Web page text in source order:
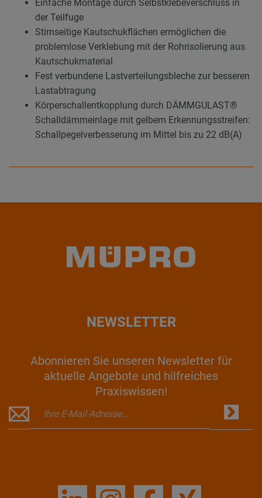
Einfache Montage durch Selbstklebeverschluss in
der Teilfuge
Stirnseitige Kautschukflächen ermöglichen die
problemlose Verklebung mit der Rohrisolierung aus
Kautschukmaterial
Fest verbundene Lastverteilungsbleche zur besseren
Lastabtragung
Körperschallentkopplung durch DÄMMGULAST®
Schalldämmeinlage mit gelbem Erkennungsstreifen:
Schallpegelverbesserung im Mittel bis zu 22 dB(A)
NEWSLETTER
Abonnieren Sie unseren Newsletter für
aktuelle Angebote und hilfreiches
Praxiswissen!